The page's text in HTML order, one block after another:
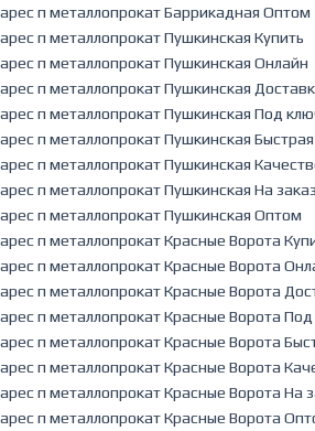
арес п металлопрокат Баррикадная Оптом
арес п металлопрокат Пушкинская Купить
арес п металлопрокат Пушкинская Онлайн
арес п металлопрокат Пушкинская
арес п металлопрокат Пушкинская Под
арес п металлопрокат Пушкинская
арес п металлопрокат Пушкинская
арес п металлопрокат Пушкинская На заказ
арес п металлопрокат Пушкинская Оптом
арес п металлопрокат Красные Ворота
арес п металлопрокат Красные Ворота
арес п металлопрокат Красные Ворота
арес п металлопрокат Красные Ворота
арес п металлопрокат Красные Ворота
арес п металлопрокат Красные Ворота
арес п металлопрокат Красные Ворота На
арес п металлопрокат Красные Ворота